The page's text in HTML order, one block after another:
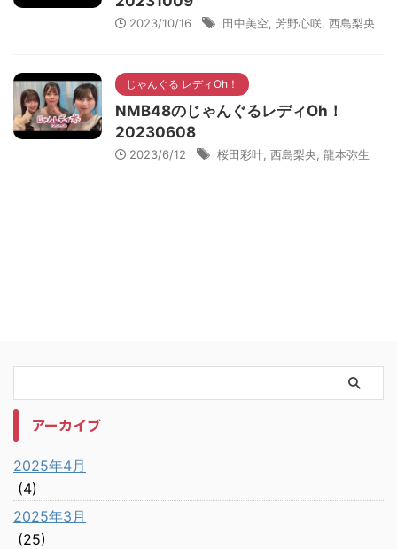
2023/10/16 田中美空 芳野心咲 西島梨央
じゃんぐる レディOh！
NMB48のじゃんぐるレディOh！
20230608
2023/6/12 桜田彩叶 西島梨央 龍本弥生
アーカイブ
2025年4月
(4)
2025年3月
(25)